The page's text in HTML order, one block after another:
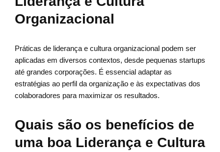
Organizacional
Práticas de liderança e cultura organizacional podem ser
aplicadas em diversos contextos, desde pequenas startups
até grandes corporações. É essencial adaptar as
estratégias ao perfil da organização e às expectativas dos
colaboradores para maximizar os resultados.
Quais são os benefícios de
uma boa Liderança e Cultura